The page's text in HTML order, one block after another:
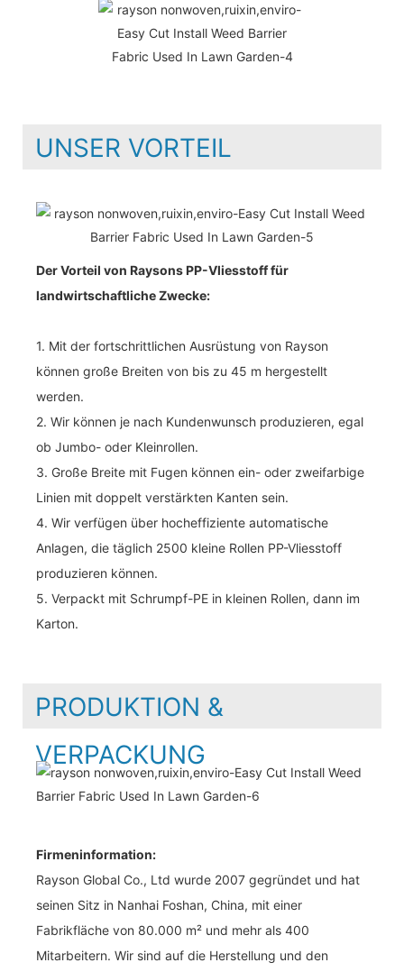
UNSER VORTEIL
Der Vorteil von Raysons PP-Vliesstoff für
landwirtschaftliche Zwecke:
1. Mit der fortschrittlichen Ausrüstung von Rayson
können große Breiten von bis zu 45 m hergestellt
werden.
2. Wir können je nach Kundenwunsch produzieren, egal
ob Jumbo- oder Kleinrollen.
3. Große Breite mit Fugen können ein- oder zweifarbige
Linien mit doppelt verstärkten Kanten sein.
4. Wir verfügen über hocheffiziente automatische
Anlagen, die täglich 2500 kleine Rollen PP-Vliesstoff
produzieren können.
5. Verpackt mit Schrumpf-PE in kleinen Rollen, dann im
Karton.
PRODUKTION &
VERPACKUNG
Firmeninformation:
Rayson Global Co., Ltd wurde 2007 gegründet und hat
seinen Sitz in Nanhai Foshan, China, mit einer
Fabrikfläche von 80.000 m² und mehr als 400
Mitarbeitern. Wir sind auf die Herstellung und den